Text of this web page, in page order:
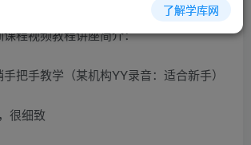
程视频教程讲座简介：
把手教学（某机构YY录音：适合新手）
很细致
了解学库网